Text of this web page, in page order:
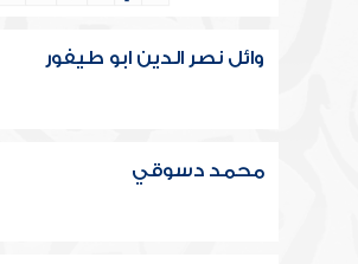
وائل نصر الدين ابو طيفور
محمد دسوقي